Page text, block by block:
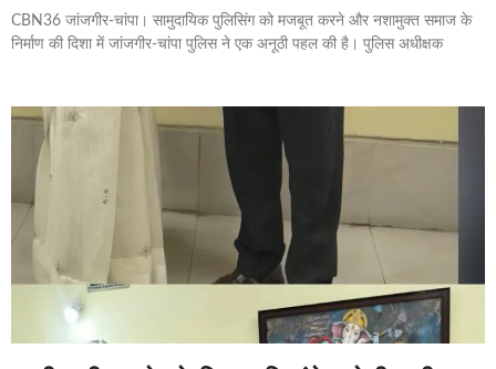
CBN36 जांजगीर-चांपा। सामुदायिक पुलिसिंग को मजबूत करने और नशामुक्त समाज के
निर्माण की दिशा में जांजगीर-चांपा पुलिस ने एक अनूठी पहल की है। पुलिस अधीक्षक